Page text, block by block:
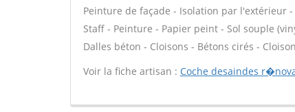
Peinture de façade - Isolation par l'extérieur
Staff - Peinture - Papier peint - Sol souple
Dalles béton - Cloisons - Bétons cirés -
Voir la fiche artisan : Coche desaindes